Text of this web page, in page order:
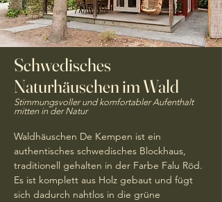
Schwedisches
Naturhäuschen im Wald
Stimmungsvoller und komfortabler Aufenthalt
mitten in der Natur
Waldhäuschen De Kempen ist ein
authentisches schwedisches Blockhaus,
traditionell gehalten in der Farbe Falu Röd.
Es ist komplett aus Holz gebaut und fügt
sich dadurch nahtlos in die grüne